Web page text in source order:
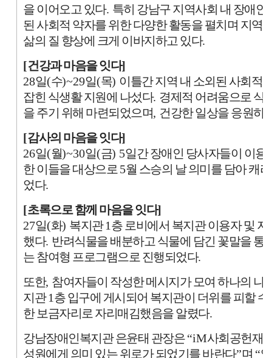
을 이어오고 있다. 특히 강남구 지역사회 내 장애
된 사회적 약자를 위한 다양한 활동을 펼치며 지역
삶의 질 향상에 크게 이바지하고 있다.
[건강과 마음을 잇다]
28일(수)~29일(목) 이틀간 지역 내 소외된 사회적
잡힌 식생활 지원에 나섰다. 경제적 어려움으로 식
을 주기 위해 마련되었으며, 건강한 일상을 응원하
[감사의 마음을 잇다]
26일(월)~30일(금) 5일간 장애인 당사자들이 이용
한 이들을 대상으로 5월 스승의 날 의미를 담아 캐
었다.
[초록으로 함께 마음을 잇다]
27일(화) 복지관1층 로비에서 복지관 이용자 및
했다. 반려식물을 배분하고 식물에 담긴 꽃말을
는 참여형 프로그램으로 진행되었다.
또한, 참여자들이 작성한 메시지가 모여 하나의 나
지관1층 입구에 게시되어 복지관이 더위를 피할
한 보금자리로 자리매김했음을 알렸다.
강남장애인복지관 은윤태 관장은“iM사회공헌재
성원에게 의미 있는 위로가 되었기를 바란다”며 “